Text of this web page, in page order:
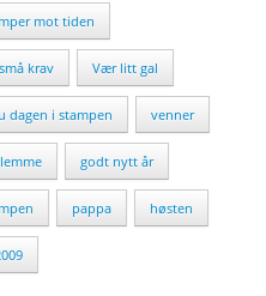
mot tiden
små krav Vær litt gal
dagen i stampen venner
godt nytt år
pappa høsten